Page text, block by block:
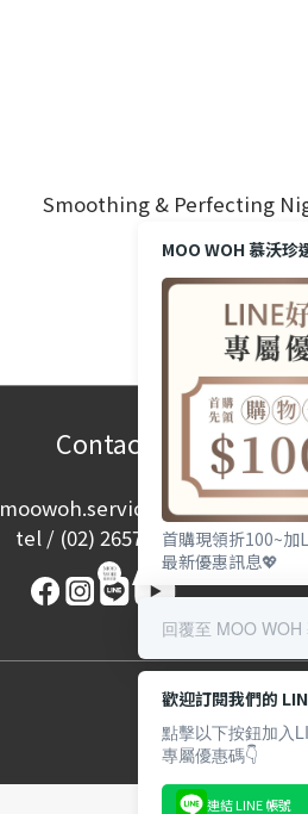
Smoothing & Perfecting
NT$2,500
Contact
moowoh.service@gmail.com
tel / (02) 2657-2968
MOO WOH 慕沃珍
首購現領折100~加
最新優惠訊息💖
回覆至 MOO WOH
歡迎訂閱我們的
點擊以下按鈕加入
專屬優惠碼👇
連結 LINE 帳號